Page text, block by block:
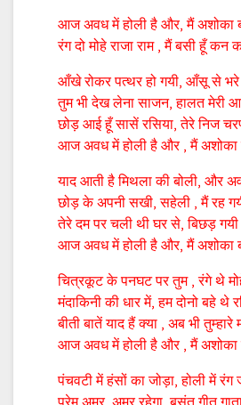
आज अवध में होली है और, मैं अशोका
रंग दो मोहे राजा राम , मैं बसी हूँ कन
आँखे रोकर पत्थर हो गयी, आँसू से भरे
तुम भी देख लेना साजन, हालत मेरी
छोड़ आई हूँ सासें रसिया, तेरे निज
आज अवध में होली है और , मैं अशोका
याद आती है मिथला की बोली, और
छोड़ के अपनी सखी, सहेली , मैं रह
तेरे दम पर चली थी घर से, बिछड़
आज अवध में होली है और, मैं अशोका
चित्रकूट के पनघट पर तुम , रंगे थे
मंदाकिनी की धार में, हम दोनो बहे थे
बीती बातें याद हैं क्या , अब भी तुम्हारे
आज अवध में होली है और , मैं अशोका
पंचवटी में हंसों का जोड़ा, होली में रंग